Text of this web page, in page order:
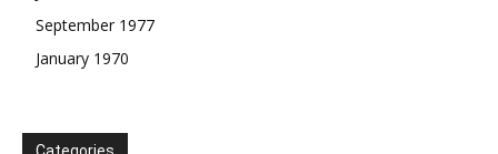
September 1977
January 1970
Categories